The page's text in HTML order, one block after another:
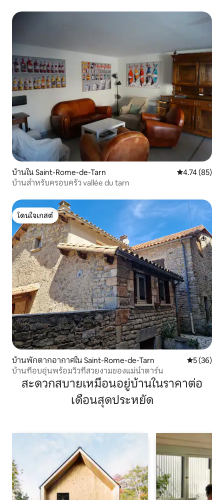
บ้านใน Saint-Rome-de-Tarn คะแนนเฉลี่ย
4.74 (85)
บ้านสำหรับครอบครัว vallée du tarn
โดนใจเกสต์
โดนใจเกสต์
บ้านพักตากอากาศใน Saint-Rome-de-Tarn คะแนนเฉลี่
5 (36)
บ้านที่อบอุ่นพร้อมวิวที่สวยงามของแม่น้ำตาร์น
สะดวกสบายเหมือนอยู่บ้านในราคาต่อ
เดือนสุดประหยัด